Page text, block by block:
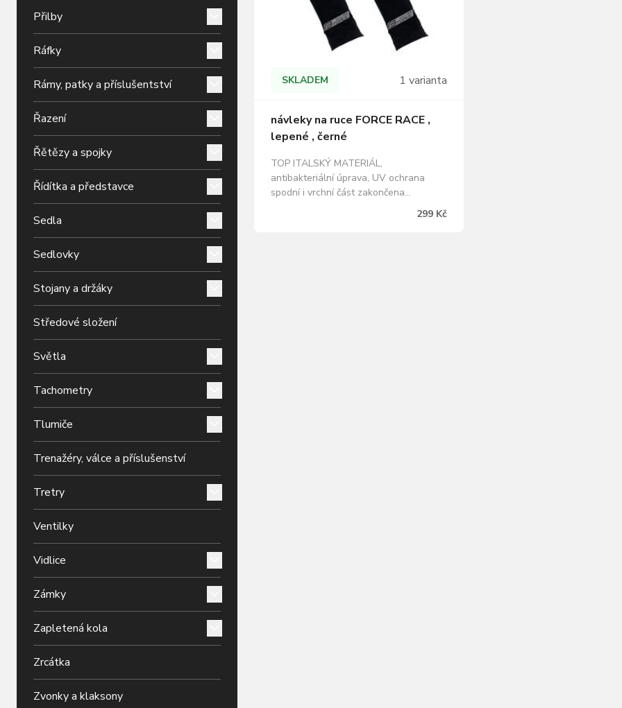
Přilby
Ráfky
Rámy, patky a příslušentství
Řazení
Řětězy a spojky
Řídítka a představce
Sedla
Sedlovky
Stojany a držáky
Středové složení
Světla
Tachometry
Tlumiče
Trenažéry, válce a příslušenství
Tretry
Ventilky
Vidlice
Zámky
Zapletená kola
Zrcátka
Zvonky a klaksony
SKLADEM 1 varianta
návleky na ruce FORCE RACE ,
lepené , černé
TOP ITALSKÝ MATERIÁL,
antibakteriální úprava, UV ochrana
spodní i vrchní část zakončena
silikonovým páskem, unisex lepené švy,
299 Kč